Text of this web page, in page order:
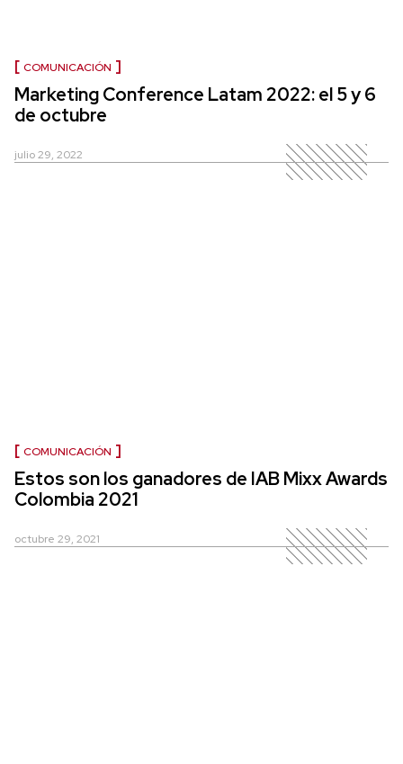
COMUNICACIÓN
Marketing Conference Latam 2022: el 5 y 6
de octubre
julio 29, 2022
COMUNICACIÓN
Estos son los ganadores de IAB Mixx Awards
Colombia 2021
octubre 29, 2021